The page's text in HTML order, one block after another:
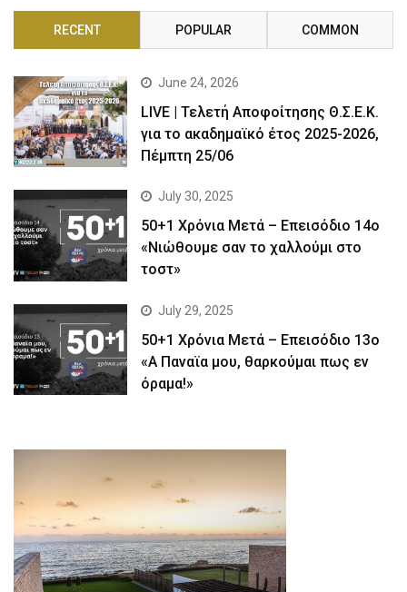
RECENT POPULAR COMMON
June 24, 2026
LIVE | Τελετή Αποφοίτησης Θ.Σ.Ε.Κ.
για το ακαδημαϊκό έτος 2025-2026,
Πέμπτη 25/06
July 30, 2025
50+1 Χρόνια Μετά – Επεισόδιο 14ο
«Νιώθουμε σαν το χαλλούμι στο
τοστ»
July 29, 2025
50+1 Χρόνια Μετά – Επεισόδιο 13ο
«Α Παναϊα μου, θαρκούμαι πως εν
όραμα!»